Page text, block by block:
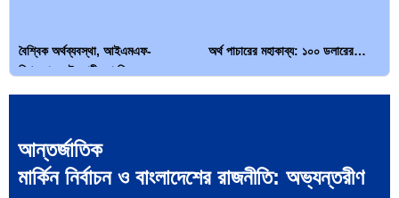
বৈশ্বিক অর্থব্যবস্থা, আইএমএফ-
বিশ্বব্যাংক, ইসলামী ব্যাংকিং…
অর্থ পাচারের মহাকাব্য: ১০০ ডলারের…
আন্তর্জাতিক
মার্কিন নির্বাচন ও বাংলাদেশের রাজনীতি: অভ্যন্তরীণ